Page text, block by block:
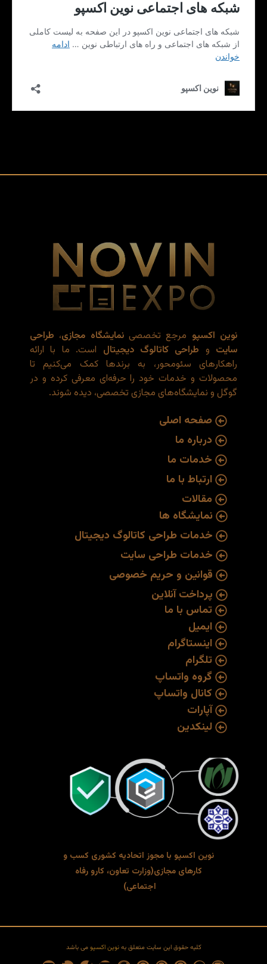
نوین اکسپو مرجع تخصصینمایشگاه مجازی، طراحی
سایت و طراحی کاتالوگ دیجیتال است. ما با ارائه
راهکارهای سئو‌محور، به برندها کمک می‌کنیم تا
محصولات و خدمات خود را حرفه‌ای معرفی کرده و در
گوگل و نمایشگاه‌های مجازی تخصصی، دیده شوند.
صفحه اصلی
درباره ما
خدمات ما
ارتباط با ما
مقالات
نمایشگاه ها
خدمات طراحی کاتالوگ دیجیتال
خدمات طراحی سایت
قوانین و حریم خصوصی
پرداخت آنلاین
تماس با ما
ایمیل
اینستاگرام
تلگرام
گروه واتساپ
کانال واتساپ
آپارات
لینکدین
نوین اکسپو با مجوز اتحادیه کشوری کسب و
کارهای مجازی(وزارت تعاون، کارو رفاه
اجتماعی)
کلیه حقوق این سایت متعلق بهنوین اکسپومی باشد